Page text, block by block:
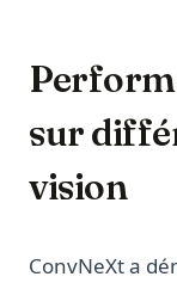
sur
vision
ConvNeXt a